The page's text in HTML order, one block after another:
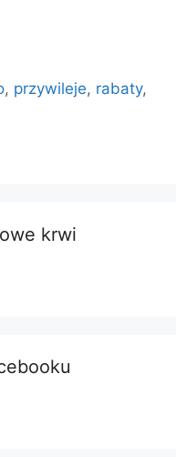
, przywileje, rabaty,
krwi